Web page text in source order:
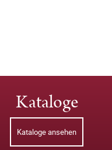
Kataloge
Kataloge ansehen